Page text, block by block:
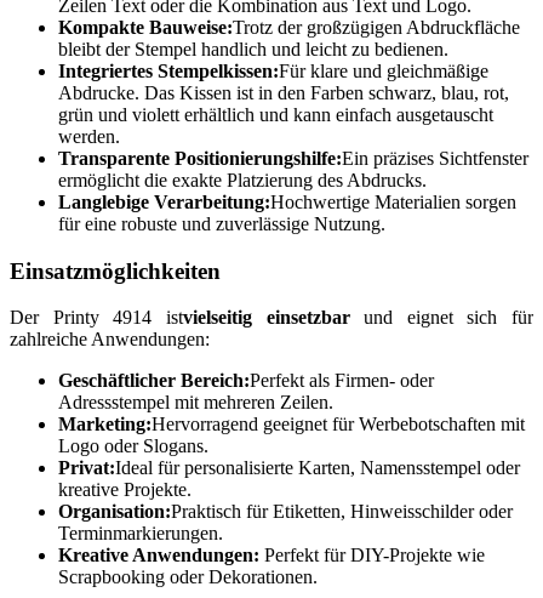
Zeilen Text oder die Kombination aus Text und Logo.
Kompakte Bauweise:Trotz der großzügigen Abdruckfläche
bleibt der Stempel handlich und leicht zu bedienen.
Integriertes Stempelkissen:Für klare und gleichmäßige
Abdrucke. Das Kissen ist in den Farben schwarz, blau, rot,
grün und violett erhältlich und kann einfach ausgetauscht
werden.
Transparente Positionierungshilfe:Ein präzises Sichtfenster
ermöglicht die exakte Platzierung des Abdrucks.
Langlebige Verarbeitung:Hochwertige Materialien sorgen
für eine robuste und zuverlässige Nutzung.
Einsatzmöglichkeiten
Der Printy 4914 istvielseitig einsetzbarund eignet sich für
zahlreiche Anwendungen:
Geschäftlicher Bereich:Perfekt als Firmen- oder
Adressstempel mit mehreren Zeilen.
Marketing:Hervorragend geeignet für Werbebotschaften mit
Logo oder Slogans.
Privat:Ideal für personalisierte Karten, Namensstempel oder
kreative Projekte.
Organisation:Praktisch für Etiketten, Hinweisschilder oder
Terminmarkierungen.
Kreative Anwendungen: Perfekt für DIY-Projekte wie
Scrapbooking oder Dekorationen.